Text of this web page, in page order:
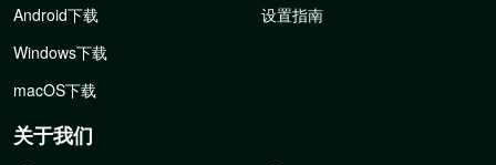
Android下载
Windows下载
macOS下载
设置指南
关于我们